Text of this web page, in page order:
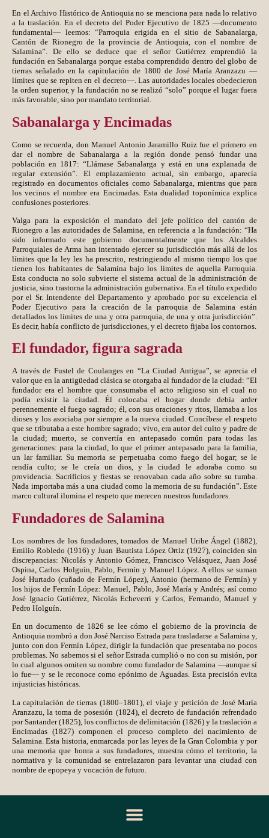
En el Archivo Histórico de Antioquia no se menciona para nada lo relativo
a la traslación. En el decreto del Poder Ejecutivo de 1825 —documento
fundamental— leemos: “Parroquia erigida en el sitio de Sabanalarga,
Cantón de Rionegro de la provincia de Antioquia, con el nombre de
Salamina”. De ello se deduce que el señor Gutiérrez emprendió la
fundación en Sabanalarga porque estaba comprendido dentro del globo de
tierras señalado en la capitulación de 1800 de José María Aranzazu —
límites que se repiten en el decreto—. Las autoridades locales obedecieron
la orden superior, y la fundación no se realizó “solo” porque el lugar fuera
más favorable, sino por mandato territorial.
Sabanalarga y Encimadas
Como se recuerda, don Manuel Antonio Jaramillo Ruiz fue el primero en
dar el nombre de Sabanalarga a la región donde pensó fundar una
población en 1817: “Llámase Sabanalarga y está en una explanada de
regular extensión”. El emplazamiento actual, sin embargo, aparecía
registrado en documentos oficiales como Sabanalarga, mientras que para
los vecinos el nombre era Encimadas. Esta dualidad toponímica explica
confusiones posteriores.
Valga para la exposición el mandato del jefe político del cantón de
Rionegro a las autoridades de Salamina, en referencia a la fundación: “Ha
sido informado este gobierno documentalmente que los Alcaldes
Parroquiales de Arma han intentado ejercer su jurisdicción más allá de los
límites que la ley les ha prescrito, restringiendo al mismo tiempo los que
tienen los habitantes de Salamina bajo los límites de aquella Parroquia.
Esta conducta no solo subvierte el sistema actual de la administración de
justicia, sino trastorna la administración gubernativa. En el título expedido
por el Sr. Intendente del Departamento y aprobado por su excelencia el
Poder Ejecutivo para la creación de la parroquia de Salamina están
detallados los límites de una y otra parroquia, de una y otra jurisdicción”.
Es decir, había conflicto de jurisdicciones, y el decreto fijaba los contornos.
El fundador, figura sagrada
A través de Fustel de Coulanges en “La Ciudad Antigua”, se aprecia el
valor que en la antigüedad clásica se otorgaba al fundador de la ciudad: “El
fundador era el hombre que consumaba el acto religioso sin el cual no
podía existir la ciudad. Él colocaba el hogar donde debía arder
perennemente el fuego sagrado; él, con sus oraciones y ritos, llamaba a los
dioses y los asociaba por siempre a la nueva ciudad. Concíbese el respeto
que se tributaba a este hombre sagrado; vivo, era autor del culto y padre de
la ciudad; muerto, se convertía en antepasado común para todas las
generaciones: para la ciudad, lo que el primer antepasado para la familia,
un lar familiar. Su memoria se perpetuaba como fuego del hogar; se le
rendía culto; se le creía un dios, y la ciudad le adoraba como su
providencia. Sacrificios y fiestas se renovaban cada año sobre su tumba.
Nada importaba más a una ciudad como la memoria de su fundación”. Este
marco cultural ilumina el respeto que merecen nuestros fundadores.
Fundadores de Salamina
Los nombres de los fundadores, tomados de Manuel Uribe Ángel (1882),
Emilio Robledo (1916) y Juan Bautista López Ortiz (1927), coinciden sin
discrepancias: Nicolás y Antonio Gómez, Francisco Velásquez, Juan José
Ospina, Carlos Holguín, Pablo, Fermín y Manuel López. A ellos se suman
José Hurtado (cuñado de Fermín López), Antonio (hermano de Fermín) y
los hijos de Fermín López: Manuel, Pablo, José María y Andrés; así como
José Ignacio Gutiérrez, Nicolás Echeverri y Carlos, Fernando, Manuel y
Pedro Holguín.
En un documento de 1826 se lee cómo el gobierno de la provincia de
Antioquia nombró a don José Narciso Estrada para trasladarse a Salamina y,
junto con don Fermín López, dirigir la fundación que presentaba no pocos
problemas. No sabemos si el señor Estrada cumplió o no con su misión, por
lo cual algunos omiten su nombre como fundador de Salamina —aunque sí
lo fue— y se le reconoce como epónimo de Aguadas. Esta precisión evita
injusticias históricas.
La capitulación de tierras (1800–1801), el viaje y petición de José María
Aranzazu, la toma de posesión (1824), el decreto de fundación refrendado
por Santander (1825), los conflictos de delimitación (1826) y la traslación a
Encimadas (1827) componen el proceso completo del nacimiento de
Salamina. Esta historia, enmarcada por las leyes de la Gran Colombia y por
una memoria que honra a sus fundadores, muestra cómo el territorio, la
normativa y la comunidad se entrelazaron para levantar una ciudad con
nombre de epopeya y vocación de futuro.